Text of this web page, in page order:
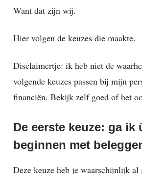
Want dat zijn wij.
Hier volgen de keuzes die maakte.
Disclaimertje: ik heb niet de
volgende keuzes passen bij mijn
financiën. Bekijk zelf goed of het
De eerste keuze: ga ik
beginnen met
Deze keuze heb je waarschijnlijk al